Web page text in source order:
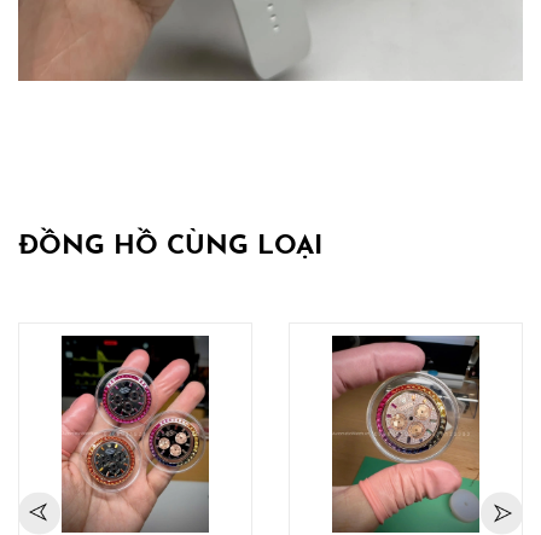
ĐỒNG HỒ CÙNG LOẠI